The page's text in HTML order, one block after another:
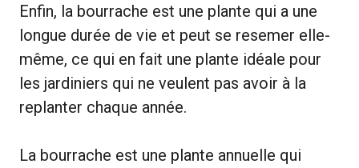
Enfin, la bourrache est une plante qui a une
longue durée de vie et peut se resemer elle-
même, ce qui en fait une plante idéale pour
les jardiniers qui ne veulent pas avoir à la
replanter chaque année.
La bourrache est une plante annuelle qui